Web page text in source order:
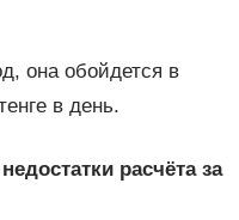
она обойдется в
в день.
расчёта за